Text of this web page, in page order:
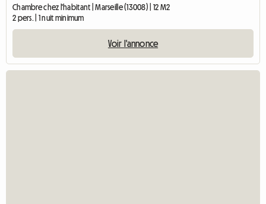
Chambre chez l'habitant | Marseille (13008) | 12 M2
2 pers. | 1 nuit minimum
Voir l'annonce